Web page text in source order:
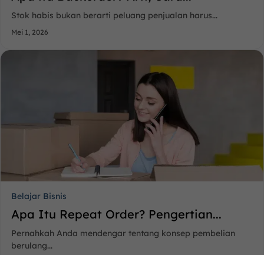
Stok habis bukan berarti peluang penjualan harus...
Mei 1, 2026
Belajar Bisnis
Apa Itu Repeat Order? Pengertian...
Pernahkah Anda mendengar tentang konsep pembelian
berulang...